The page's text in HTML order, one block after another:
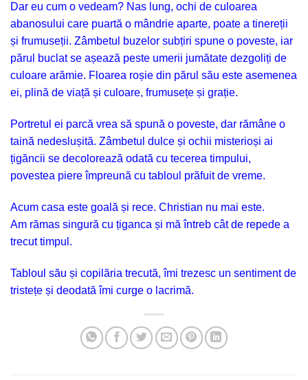
Dar eu cum o vedeam? Nas lung, ochi de culoarea
abanosului care puartă o mândrie aparte, poate a tinereții
și frumuseții. Zâmbetul buzelor subțiri spune o poveste, iar
părul buclat se așează peste umerii jumătate dezgoliți de
culoare arămie. Floarea roșie din părul său este asemenea
ei, plină de viață și culoare, frumusețe și grație.
Portretul ei parcă vrea să spună o poveste, dar rămâne o
taină nedeslușită. Zâmbetul dulce și ochii misterioși ai
țigăncii se decolorează odată cu tecerea timpului,
povestea piere împreună cu tabloul prăfuit de vreme.
Acum casa este goală și rece. Christian nu mai este.
Am rămas singură cu țiganca și mă întreb cât de repede a
trecut timpul.
Tabloul său și copilăria trecută, îmi trezesc un sentiment de
tristețe și deodată îmi curge o lacrimă.